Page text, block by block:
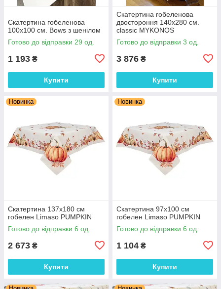
Скатертина гобеленова
100х100 см. Bows з шенілом
Готово до відправки 29 од.
1 193 ₴
Купити
Скатертина гобеленова
двостороння 140х280 см.
classic MYKONOS
Готово до відправки 3 од.
3 876 ₴
Купити
Новинка
Скатертина 137х180 см
гобелен Limaso PUMPKIN
Готово до відправки 6 од.
2 673 ₴
Купити
Новинка
Скатертина 97х100 см
гобелен Limaso PUMPKIN
Готово до відправки 6 од.
1 104 ₴
Купити